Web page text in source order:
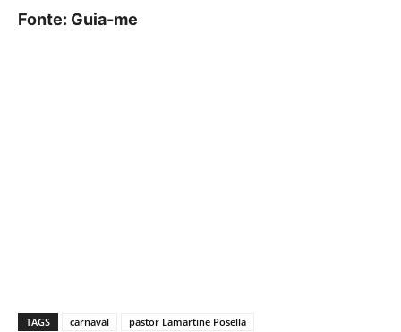
Fonte: Guia-me
TAGS carnaval pastor Lamartine Posella